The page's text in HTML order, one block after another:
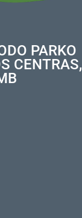
PARKO
CENTRAS,